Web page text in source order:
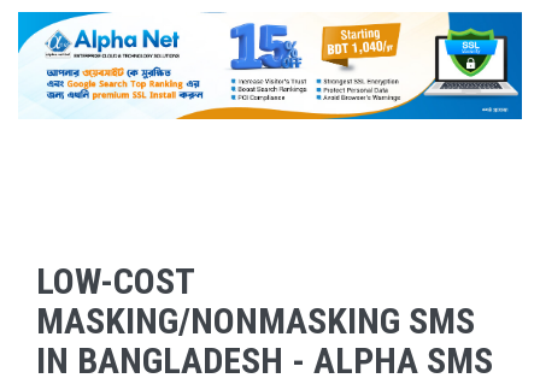
LOW-COST
MASKING/NONMASKING SMS
IN BANGLADESH - ALPHA SMS